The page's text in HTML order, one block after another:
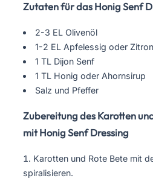
Zutaten für das Honig Senf
2-3 EL Olivenöl
1-2 EL Apfelessig oder
1 TL Dijon Senf
1 TL Honig oder Ahornsirup
Salz und Pfeffer
Zubereitung des Karotten
mit Honig Senf Dressing
Karotten und Rote Bete mit
spiralisieren.